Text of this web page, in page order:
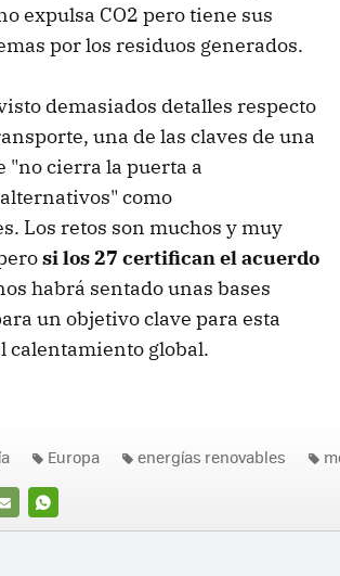
expulsa CO2 pero tiene sus
por los residuos generados.
demasiados detalles respecto
una de las claves de una
"no cierra la puerta a
como
Los retos son muchos y muy
si los 27 certifican el acuerdo
habrá sentado unas bases
un objetivo clave para esta
calentamiento global.
WHATSAPP
Europa energías renovables